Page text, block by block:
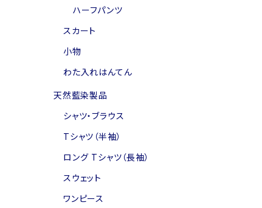
ハーフパンツ
スカート
小物
わた入れはんてん
天然藍染製品
シャツ・ブラウス
Tシャツ（半袖）
ロング Tシャツ（長袖）
スウェット
ワンピース